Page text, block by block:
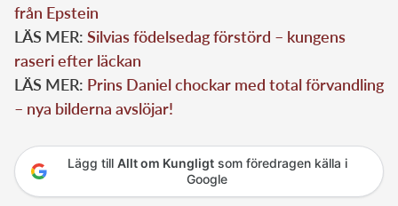
från Epstein
LÄS MER: Silvias födelsedag förstörd – kungens
raseri efter läckan
LÄS MER: Prins Daniel chockar med total förvandling
– nya bilderna avslöjar!
Lägg till Allt om Kungligtsom föredragen källa i
Google